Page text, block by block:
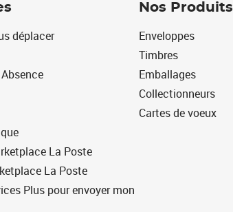
déplacer
La Poste
La Poste
Plus pour envoyer mon
Nos Produits
Enveloppes
Timbres
Emballages
Collectionneurs
Cartes de voeux